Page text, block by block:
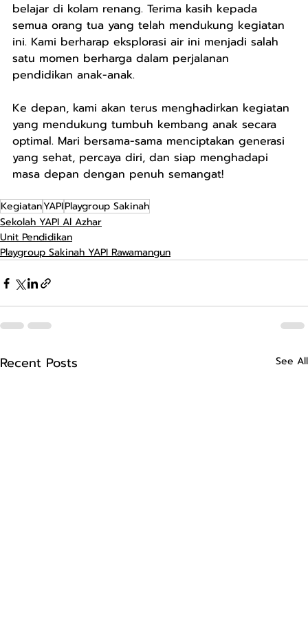
belajar di kolam renang. Terima kasih kepada
semua orang tua yang telah mendukung kegiatan
ini. Kami berharap eksplorasi air ini menjadi salah
satu momen berharga dalam perjalanan
pendidikan anak-anak.
Ke depan, kami akan terus menghadirkan kegiatan
yang mendukung tumbuh kembang anak secara
optimal. Mari bersama-sama menciptakan generasi
yang sehat, percaya diri, dan siap menghadapi
masa depan dengan penuh semangat!
KegiatanYAPIPlaygroup Sakinah
Sekolah YAPI Al Azhar
Unit Pendidikan
Playgroup Sakinah YAPI Rawamangun
Recent Posts See All